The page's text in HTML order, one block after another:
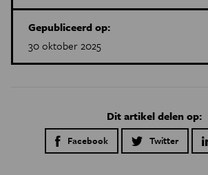
Gepubliceerd op:
30 oktober 2025
Dit artikel delen op:
Facebook Twitter